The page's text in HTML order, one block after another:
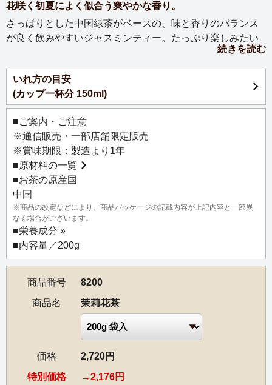
花咲く初夏によく似合う爽やかな香り。
さっぱりとした中国緑茶がベースの、味と香りのバランス
が良く飲みやすいジャスミンティー。たっぷり楽しみたい
続きを読む
いれ方の目安
(カップ一杯分 150ml)
■ご案内・ご注意
※通信販売・一部店舗限定販売
※賞味期限：製造より1年
■原材料の一覧
■お茶の原産国
中国
※商品の改定などにより、商品パッケージの記載内容が上記内容と一部異
なる場合がございます。
■栄養成分 »
■内容量／200g
商品番号
8200
商品名
茉莉花茶
価格
2,720円
特別価格
2,176円